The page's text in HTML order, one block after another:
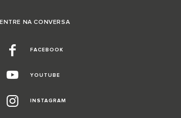
ENTRE NA CONVERSA
FACEBOOK
YOUTUBE
INSTAGRAM